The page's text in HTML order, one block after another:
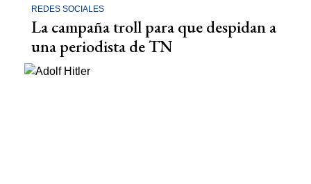
REDES SOCIALES
La campaña troll para que despidan a
una periodista de TN